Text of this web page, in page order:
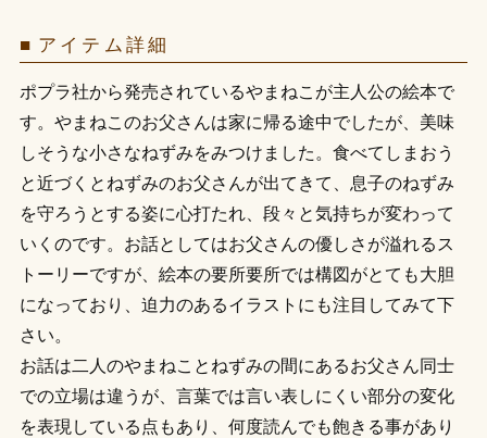
アイテム詳細
ポプラ社から発売されているやまねこが主人公の絵本で
す。やまねこのお父さんは家に帰る途中でしたが、美味
しそうな小さなねずみをみつけました。食べてしまおう
と近づくとねずみのお父さんが出てきて、息子のねずみ
を守ろうとする姿に心打たれ、段々と気持ちが変わって
いくのです。お話としてはお父さんの優しさが溢れるス
トーリーですが、絵本の要所要所では構図がとても大胆
になっており、迫力のあるイラストにも注目してみて下
さい。
お話は二人のやまねことねずみの間にあるお父さん同士
での立場は違うが、言葉では言い表しにくい部分の変化
を表現している点もあり、何度読んでも飽きる事があり